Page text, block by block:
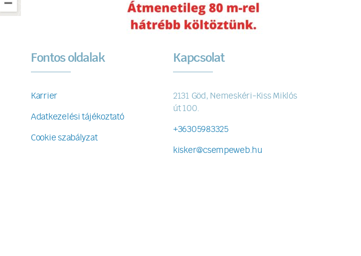
Fontos oldalak
Karrier
Adatkezelési tájékoztató
Cookie szabályzat
Kapcsolat
2131 Göd, Nemeskéri-Kiss Miklós
út 100.
+36305983325
kisker@csempeweb.hu